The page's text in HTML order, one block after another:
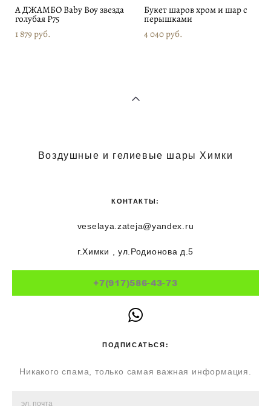
А ДЖАМБО Baby Boy звезда
голубая P75
1 879 pуб.
Букет шаров хром и шар с
перышками
4 040 pуб.
Воздушные и гелиевые шары Химки
КОНТАКТЫ:
veselaya.zateja@yandex.ru
г.Химки , ул.Родионова д.5
+7(917)586-43-73
ПОДПИСАТЬСЯ:
Никакого спама, только самая важная информация.